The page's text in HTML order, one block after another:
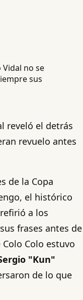
reveló el detrás
revuelo antes
de la Copa
el histórico
a los
frases antes de
Colo estuvo
"Kun"
de lo que